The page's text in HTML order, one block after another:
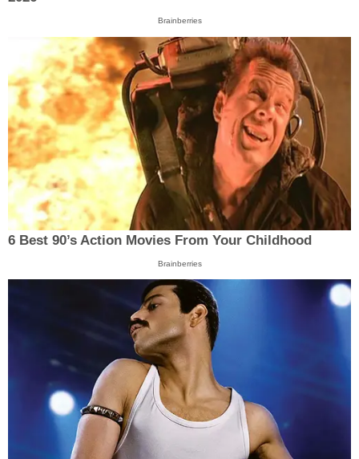
Brainberries
6 Best 90’s Action Movies From Your Childhood
Brainberries